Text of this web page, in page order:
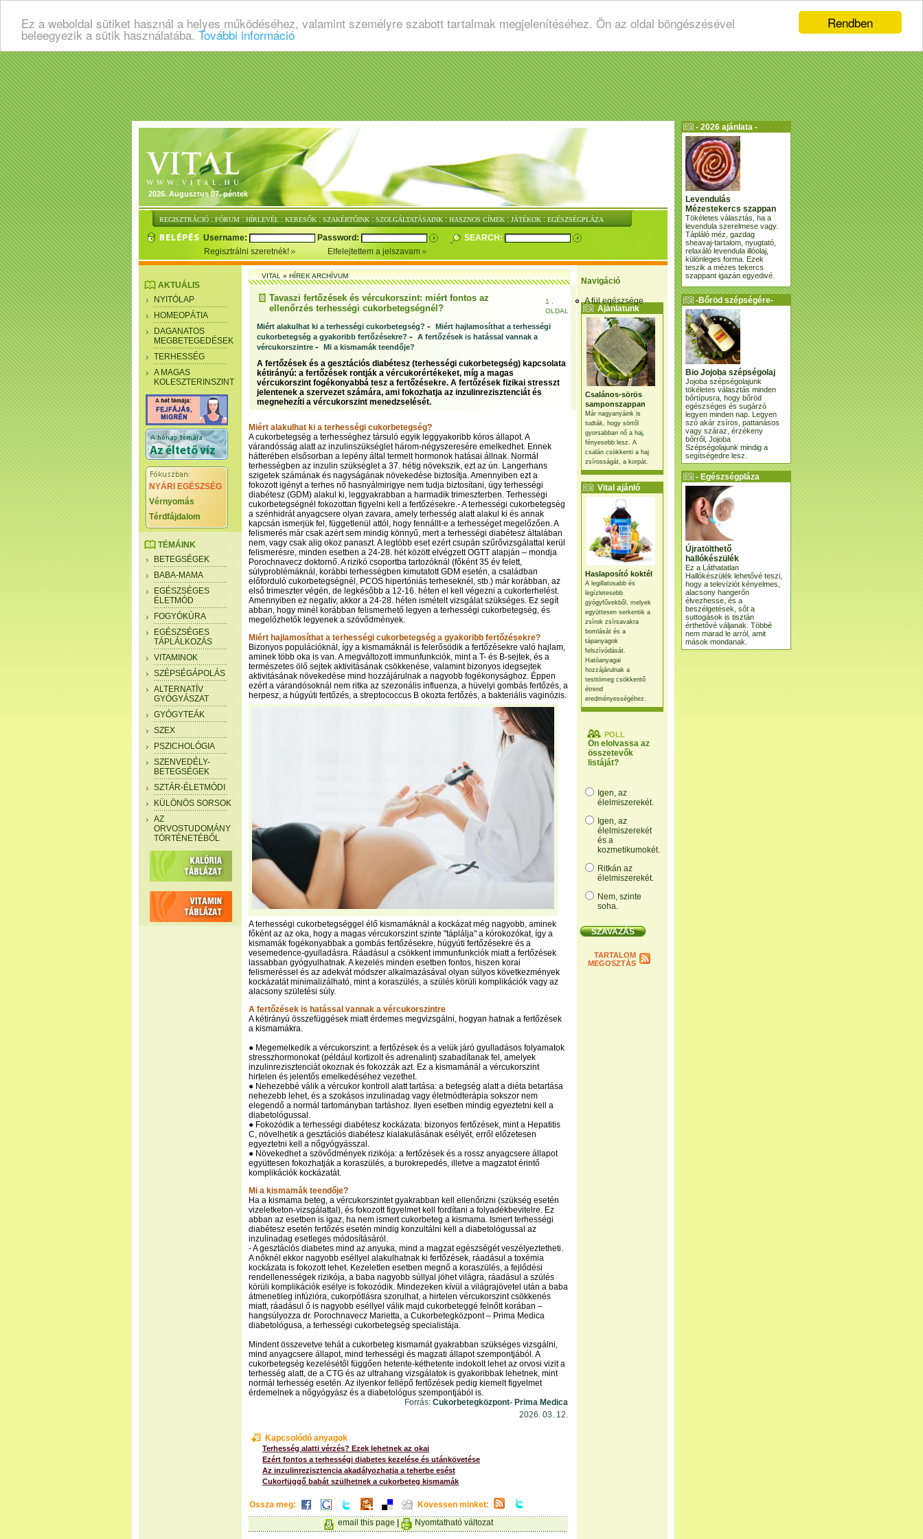
Rendben
Ez a weboldal sütiket használ a helyes működéséhez, valamint személyre szabott tartalmak megjelenítéséhez. Ön az oldal böngészésével
beleegyezik a sütik használatába. További információ
2026. Augusztus 07. péntek
REGISZTRÁCIÓ : FÓRUM : HÍRLEVÉL : KERESŐK : SZAKÉRTŐINK : SZOLGÁLTATÁSAINK : HASZNOS CÍMEK : JÁTÉKOK : EGÉSZSÉGPLÁZA
Username: Password:
SEARCH:
Regisztrálni szeretnék!
Elfelejtettem a jelszavam
Navigáció
A fül egészsége
Ajánlatunk
Csalános-sörös
samponszappan
Már nagyanyáink is
tudták, hogy sörtől
gyorsabban nő a haj,
fényesebb lesz. A
csalán csökkenti a haj
zsírosságát, a korpát.
Vital ajánló
Haslaposító koktél
A legillatosabb és
legízletesebb
gyógyfűvekből, melyek
együttesen serkentik a
zsírok zsírsavakra
bomlását és a
tápanyagok
felszívódását.
Hatóanyagai
hozzájárulnak a
testtömeg csökkentő
étrend
eredményességéhez.
POLL
Ön elolvassa az
összetevők
listáját?
Igen, az
élelmiszerekét.
Igen, az
élelmiszerekét
és a
kozmetikumokét.
Ritkán az
élelmiszerekét.
Nem, szinte
soha.
TARTALOM
MEGOSZTÁS
AKTUÁLIS
NYITÓLAP
HOMEOPÁTIA
DAGANATOS
MEGBETEGEDÉSEK
TERHESSÉG
A MAGAS
KOLESZTERINSZINT
NYÁRI EGÉSZSÉG
Vérnyomás
Térdfájdalom
TÉMÁINK
BETEGSÉGEK
BABA-MAMA
EGÉSZSÉGES
ÉLETMÓD
FOGYÓKÚRA
EGÉSZSÉGES
TÁPLÁLKOZÁS
VITAMINOK
SZÉPSÉGÁPOLÁS
ALTERNATÍV
GYÓGYÁSZAT
GYÓGYTEÁK
SZEX
PSZICHOLÓGIA
SZENVEDÉLY-
BETEGSÉGEK
SZTÁR-ÉLETMÓDI
KÜLÖNÖS SORSOK
AZ
ORVOSTUDOMÁNY
TÖRTÉNETÉBŐL
VITAL»HÍREK ARCHÍVUM
Tavaszi fertőzések és vércukorszint: miért fontos az
ellenőrzés terhességi cukorbetegségnél?
1 .
OLDAL
Miért alakulhat ki a terhességi cukorbetegség? - Miért hajlamosíthat a terhességi
cukorbetegség a gyakoribb fertőzésekre? - A fertőzések is hatással vannak a
vércukorszintre - Mi a kismamák teendője?
A fertőzések és a gesztációs diabétesz (terhességi cukorbetegség) kapcsolata
kétirányú: a fertőzések rontják a vércukorértékeket, míg a magas
vércukorszint fogékonyabbá tesz a fertőzésekre. A fertőzések fizikai stresszt
jelentenek a szervezet számára, ami fokozhatja az inzulinrezisztenciát és
megnehezíti a vércukorszint menedzselését.
Miért alakulhat ki a terhességi cukorbetegség?
A cukorbetegség a terhességhez társuló egyik leggyakoribb kóros állapot. A
várandósság alatt az inzulinszükséglet három-négyszeresére emelkedhet. Ennek
hátterében elsősorban a lepény által termelt hormonok hatásai állnak. Normál
terhességben az inzulin szükséglet a 37. hétig növekszik, ezt az ún. Langerhans
szigetek számának és nagyságának növekedése biztosítja. Amennyiben ezt a
fokozott igényt a terhes nő hasnyálmirigye nem tudja biztosítani, úgy terhességi
diabétesz (GDM) alakul ki, leggyakrabban a harmadik trimeszterben. Terhességi
cukorbetegségnél fokozottan figyelni kell a fertőzésekre.- A terhességi cukorbetegség
a szénhidrát anyagcsere olyan zavara, amely terhesség alatt alakul ki és annak
kapcsán ismerjük fel, függetlenül attól, hogy fennállt-e a terhességet megelőzően. A
felismerés már csak azért sem mindig könnyű, mert a terhességi diabétesz általában
nem, vagy csak alig okoz panaszt. A legtöbb eset ezért csupán szűrővizsgálattal kerül
felismerésre, minden esetben a 24-28. hét között elvégzett OGTT alapján – mondja
Porochnavecz doktornő. A rizikó csoportba tartozóknál (főként 35 év felett,
súlyproblémáknál, korábbi terhességben kimutatott GDM esetén, a családban
előforduló cukorbetegségnél, PCOS hipertóniás terheseknél, stb.) már korábban, az
első trimeszter végén, de legkésőbb a 12-16. héten el kell végezni a cukorterhelést.
Amennyiben ez negatív, akkor a 24-28. héten ismételt vizsgálat szükséges. Ez segít
abban, hogy minél korábban felismerhető legyen a terhességi cukorbetegség, és
megelőzhetők legyenek a szövődmények.
Miért hajlamosíthat a terhességi cukorbetegség a gyakoribb fertőzésekre?
Bizonyos populációknál, így a kismamáknál is felerősödik a fertőzésekre való hajlam,
aminek több oka is van. A megváltozott immunfunkciók, mint a T- és B-sejtek, és a
természetes ölő sejtek aktivitásának csökkenése, valamint bizonyos idegsejtek
aktivitásának növekedése mind hozzájárulnak a nagyobb fogékonysághoz. Éppen
ezért a várandósoknál nem ritka az szezonális influenza, a hüvelyi gombás fertőzés, a
herpesz, a húgyúti fertőzés, a streptococcus B okozta fertőzés, a bakteriális vaginózis.
A terhességi cukorbetegséggel élő kismamáknál a kockázat még nagyobb, aminek
főként az az oka, hogy a magas vércukorszint szinte "táplálja" a kórokozókat, így a
kismamák fogékonyabbak a gombás fertőzésekre, húgyúti fertőzésekre és a
vesemedence-gyulladásra. Ráadásul a csökkent immunfunkciók miatt a fertőzések
lassabban gyógyulhatnak. A kezelés minden esetben fontos, hiszen korai
felismeréssel és az adekvát módszer alkalmazásával olyan súlyos következmények
kockázatát minimalizálható, mint a koraszülés, a szülés körüli komplikációk vagy az
alacsony születési súly.
A fertőzések is hatással vannak a vércukorszintre
A kétirányú összefüggések miatt érdemes megvizsgálni, hogyan hatnak a fertőzések
a kismamákra.
● Megemelkedik a vércukorszint: a fertőzések és a velük járó gyulladásos folyamatok
stresszhormonokat (például kortizolt és adrenalint) szabadítanak fel, amelyek
inzulinrezisztenciát okoznak és fokozzák azt. Ez a kismamánál a vércukorszint
hirtelen és jelentős emelkedéséhez vezethet.
● Nehezebbé válik a vércukor kontroll alatt tartása: a betegség alatt a diéta betartása
nehezebb lehet, és a szokásos inzulinadag vagy életmódterápia sokszor nem
elegendő a normál tartományban tartáshoz. Ilyen esetben mindig egyeztetni kell a
diabetológussal.
● Fokozódik a terhességi diabétesz kockázata: bizonyos fertőzések, mint a Hepatitis
C, növelhetik a gesztációs diabétesz kialakulásának esélyét, erről előzetesen
egyeztetni kell a nőgyógyásszal.
● Növekedhet a szövődmények rizikója: a fertőzések és a rossz anyagcsere állapot
együttesen fokozhatják a koraszülés, a burokrepedés, illetve a magzatot érintő
komplikációk kockázatát.
Mi a kismamák teendője?
Ha a kismama beteg, a vércukorszintet gyakrabban kell ellenőrizni (szükség esetén
vizeletketon-vizsgálattal), és fokozott figyelmet kell fordítani a folyadékbevitelre. Ez
abban az esetben is igaz, ha nem ismert cukorbeteg a kismama. Ismert terhességi
diabétesz esetén fertőzés esetén mindig konzultálni kell a diabetológussal az
inzulinadag esetleges módosításáról.
- A gesztációs diabetes mind az anyuka, mind a magzat egészségét veszélyeztetheti.
A nőknél ekkor nagyobb eséllyel alakulhatnak ki fertőzések, ráadásul a toxémia
kockázata is fokozott lehet. Kezeletlen esetben megnő a koraszülés, a fejlődési
rendellenességek rizikója, a baba nagyobb súllyal jöhet világra, ráadásul a szülés
körüli komplikációk esélye is fokozódik. Mindezeken kívül a világrajövetel után a baba
átmenetileg infúzióra, cukorpótlásra szorulhat, a hirtelen vércukorszint csökkenés
miatt, ráadásul ő is nagyobb eséllyel válik majd cukorbeteggé felnőtt korában –
hangsúlyozza dr. Porochnavecz Marietta, a Cukorbetegközpont – Prima Medica
diabetológusa, a terhességi cukorbetegség specialistája.
Mindent összevetve tehát a cukorbeteg kismamát gyakrabban szükséges vizsgálni,
mind anyagcsere állapot, mind terhességi és magzati állapot szempontjából. A
cukorbetegség kezelésétől függően hetente-kéthetente indokolt lehet az orvosi vizit a
terhesség alatt, de a CTG és az ultrahang vizsgálatok is gyakoribbak lehetnek, mint
normál terhesség esetén. Az ilyenkor fellépő fertőzések pedig kiemelt figyelmet
érdemelnek a nőgyógyász és a diabetológus szempontjából is.
Forrás: Cukorbetegközpont- Prima Medica
2026. 03. 12.
Kapcsolódó anyagok
Terhesség alatti vérzés? Ezek lehetnek az okai
Ezért fontos a terhességi diabetes kezelése és utánkövetése
Az inzulinrezisztencia akadályozhatja a teherbe esést
Cukorfüggő babát szülhetnek a cukorbeteg kismamák
Ossza meg:
Kövessen minket:
email this page| Nyomtatható változat
- 2026 ajánlata -
Levendulás
Mézestekercs szappan
Tökéletes választás, ha a
levendula szerelmese vagy.
Tápláló méz, gazdag
sheavaj-tartalom, nyugtató,
relaxáló levendula illóolaj,
különleges forma. Ezek
teszik a mézes tekercs
szappant igazán egyedivé.
-Bőröd szépségére-
Bio Jojoba szépségolaj
Jojoba szépségolajunk
tökéletes választás minden
bőrtípusra, hogy bőröd
egészséges és sugárzó
legyen minden nap. Legyen
szó akár zsíros, pattanásos
vagy száraz, érzékeny
bőrről, Jojoba
Szépségolajunk mindig a
segítségedre lesz.
- Egészségpláza
ajánlatunk -
Újratölthető
hallókészülék
Ez a Láthatatlan
Hallókészülék lehetővé teszi,
hogy a televíziót kényelmes,
alacsony hangerőn
élvezhesse, és a
beszélgetések, sőt a
suttogások is tisztán
érthetővé váljanak. Többé
nem marad le arról, amit
mások mondanak.